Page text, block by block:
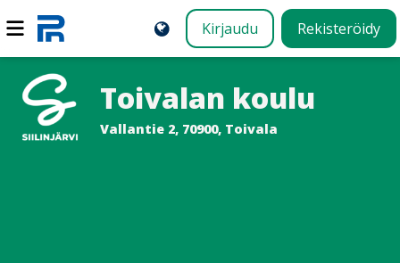
Kirjaudu Rekisteröidy
Toivalan koulu
Vallantie 2, 70900, Toivala